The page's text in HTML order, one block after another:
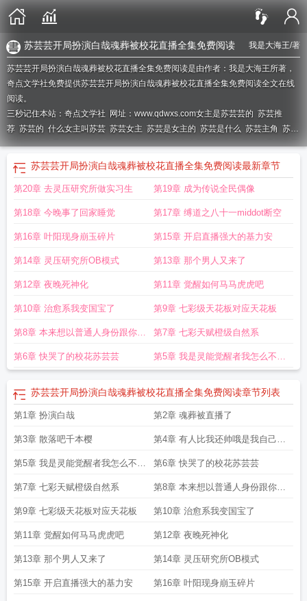
我是大海王/著
苏芸芸开局扮演白哉魂葬被校花直播全集免费阅读
苏芸芸开局扮演白哉魂葬被校花直播全集免费阅读是由作者：我是大海王所著，
奇点文学社免费提供苏芸芸开局扮演白哉魂葬被校花直播全集免费阅读全文在线
阅读。
三秒记住本站：奇点文学社 网址：www.qdwxs.com女主是苏芸芸的 苏芸推
荐 苏芸的 什么女主叫苏芸 苏芸女主 苏芸是女主的 苏芸是什么 苏芸主角 苏芸
穿越女主角是苏芸的主角苏芸女主叫苏芸的女主苏芸穿越白芸苏然最新章节
女主苏芸 主角为苏芸的玄幻 苏芸是哪部的主角 主人公是苏芸的玄幻
是苏芸的
的女主角叫苏芸的穿越现代
苏芸芸开局扮演白哉魂葬被校花直播全集免费阅读最新章节
第20章 去灵压研究所做实习生 第19章 成为传说全民偶像
第18章 今晚事了回家睡觉 第17章 缚道之八十一middot断空
第16章 叶阳现身崩玉碎片 第15章 开启直播强大的基力安
第14章 灵压研究所OB模式 第13章 那个男人又来了
第12章 夜晚死神化 第11章 觉醒如何马马虎虎吧
第10章 治愈系我变国宝了 第9章 七彩级天花板对应天花板
第8章 本来想以普通人身份跟你们
相处不装了
第7章 七彩天赋橙级自然系
第6章 快哭了的校花苏芸芸 第5章 我是灵能觉醒者我怎么不知
苏芸芸开局扮演白哉魂葬被校花直播全集免费阅读章节列表
第1章 扮演白哉 第2章 魂葬被直播了
第3章 散落吧千本樱 第4章 有人比我还帅哦是我自己那
没事了
第5章 我是灵能觉醒者我怎么不知
道
第6章 快哭了的校花苏芸芸
第7章 七彩天赋橙级自然系 第8章 本来想以普通人身份跟你们
相处不装了
第9章 七彩级天花板对应天花板 第10章 治愈系我变国宝了
第11章 觉醒如何马马虎虎吧 第12章 夜晚死神化
第13章 那个男人又来了 第14章 灵压研究所OB模式
第15章 开启直播强大的基力安 第16章 叶阳现身崩玉碎片